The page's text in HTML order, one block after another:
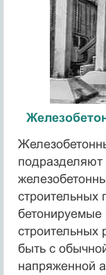
бетонируемые
строительных
быть с
напряженной